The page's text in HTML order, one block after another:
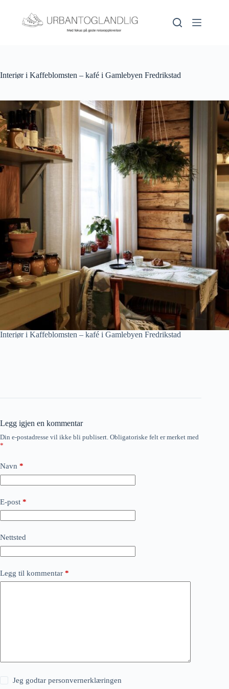
innholdet
Interiør i Kaffeblomsten – kafé i Gamlebyen Fredrikstad
Interiør i Kaffeblomsten – kafé i Gamlebyen Fredrikstad
Legg igjen en kommentar
Din e-postadresse vil ikke bli publisert. Obligatoriske felt er merket med
*
Navn *
E-post *
Nettsted
Legg til kommentar *
Jeg godtarpersonvernerklæringen